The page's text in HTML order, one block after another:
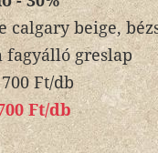
calgary beige,
fagyálló greslap
Ft/db
Ft/db